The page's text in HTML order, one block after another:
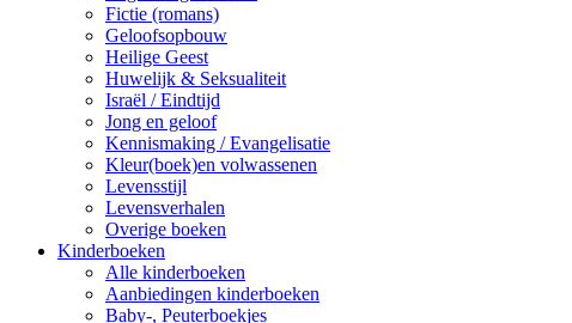
Fictie (romans)
Geloofsopbouw
Heilige Geest
Huwelijk & Seksualiteit
Israël / Eindtijd
Jong en geloof
Kennismaking / Evangelisatie
Kleur(boek)en volwassenen
Levensstijl
Levensverhalen
Overige boeken
Kinderboeken
Alle kinderboeken
Aanbiedingen kinderboeken
Baby-, Peuterboekjes